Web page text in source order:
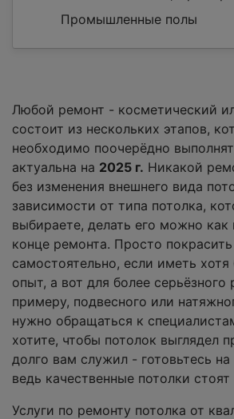
Промышленные полы
Любой ремонт - косметический
состоит из нескольких этапов,
необходимо поочерёдно
актуальна на 2025 г. Никакой
без изменения внешнего вида
зависимости от типа потолка,
выбираете, делать его можно как
конце ремонта. Просто
самостоятельно, если иметь
опыт, а вот для более серьёзного
примеру, подвесного или
нужно обращаться к
хотите, чтобы потолок выглядел
долго вам служил - готовьтесь на
ведь качественные потолки
Услуги по ремонту потолка от